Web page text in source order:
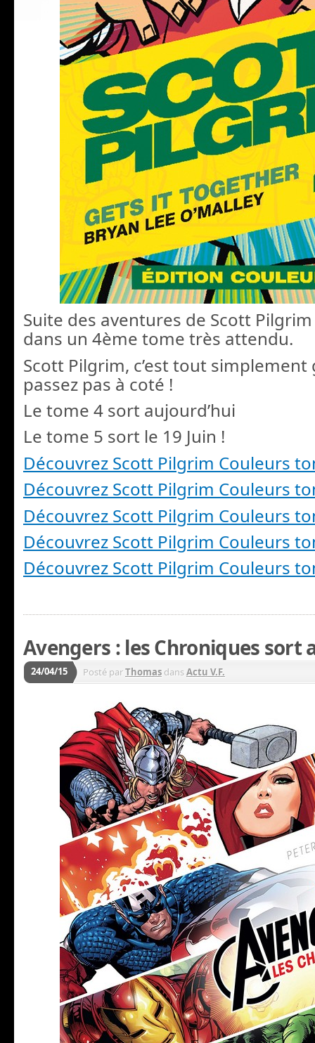
Suite des aventures de Scott
dans un 4ème tome très attendu.
Scott Pilgrim, c’est tout simplement
passez pas à coté !
Le tome 4 sort aujourd’hui
Le tome 5 sort le 19 Juin !
Découvrez Scott Pilgrim Couleurs
Découvrez Scott Pilgrim Couleurs
Découvrez Scott Pilgrim Couleurs
Découvrez Scott Pilgrim Couleurs
Découvrez Scott Pilgrim Couleurs
Avengers : les Chroniques sort
24/04/15 Posté parThomas dansActu V.F.